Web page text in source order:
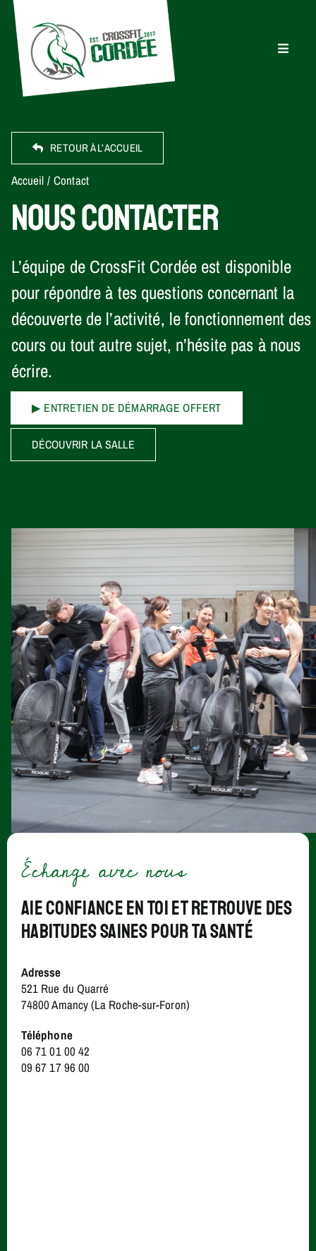
Passer
contenu
Toggle
Accueil
Découvrir
Activités
Actualités
FAQ
entretien démarrage offert
RETOUR À L’ACCUEIL
Accueil Contact
NOUS CONTACTER
L’équipe de CrossFit Cordée est disponible
pour répondre à tes questions concernant la
découverte de l’activité, le fonctionnement des
cours ou tout autre sujet, n’hésite pas à nous
écrire.
▶ ENTRETIEN DE DÉMARRAGE OFFERT
DÉCOUVRIR LA SALLE
Échange avec nous
Aie confiance en TOI et retrouve des
habitudes saines pour TA santé
Adresse
521 Rue du Quarré
74800 Amancy (La Roche-sur-Foron)
Téléphone
06 71 01 00 42
09 67 17 96 00